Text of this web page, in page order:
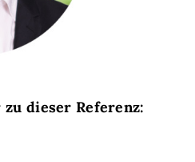
dieser Referenz: